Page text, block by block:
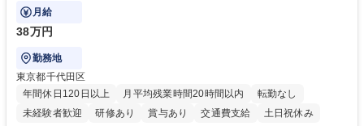
月給
38万円
勤務地
東京都千代田区
年間休日120日以上
月平均残業時間20時間以内
転勤なし
未経験者歓迎
研修あり 賞与あり 交通費支給 土日祝休み